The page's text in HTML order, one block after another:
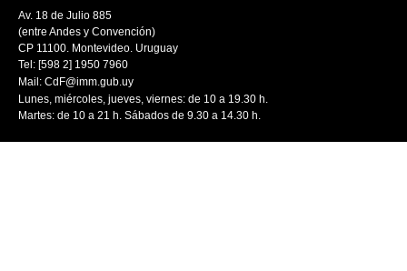
Av. 18 de Julio 885
(entre Andes y Convención)
CP 11100. Montevideo. Uruguay
Tel: [598 2] 1950 7960
Mail: CdF@imm.gub.uy
Lunes, miércoles, jueves, viernes: de 10 a 19.30 h.
Martes: de 10 a 21 h. Sábados de 9.30 a 14.30 h.